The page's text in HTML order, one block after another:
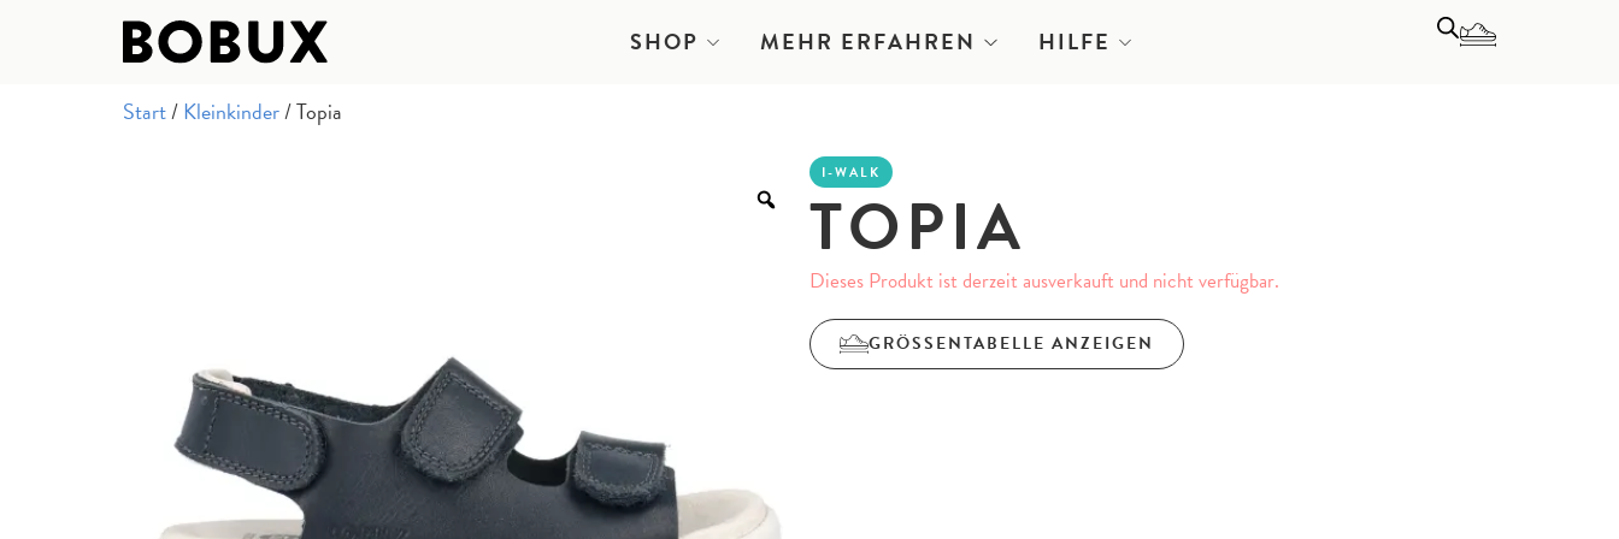
SHOP MEHR ERFAHREN HILFE
Start/Kleinkinder/ Topia
I-WALK
TOPIA
Dieses Produkt ist derzeit ausverkauft und nicht verfügbar.
GRÖSSENTABELLE ANZEIGEN